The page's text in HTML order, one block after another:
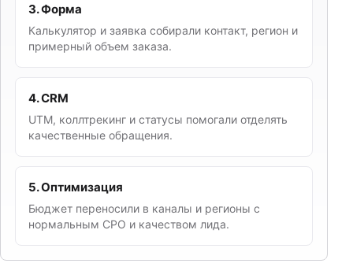
3. Форма
Калькулятор и заявка собирали контакт, регион и
примерный объем заказа.
4. CRM
UTM, коллтрекинг и статусы помогали отделять
качественные обращения.
5. Оптимизация
Бюджет переносили в каналы и регионы с
нормальным CPO и качеством лида.